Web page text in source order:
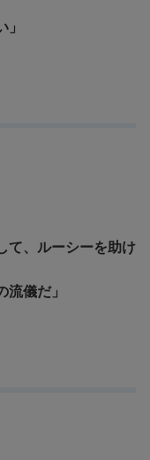
て、ルーシーを助け
流儀だ」